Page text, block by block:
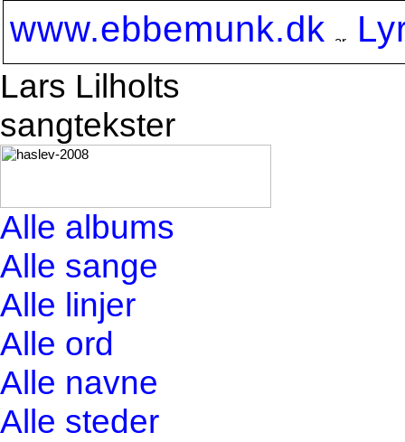
www.ebbemunk.dk
Lars Lilholts
sangtekster
Alle albums
Alle sange
Alle linjer
Alle ord
Alle navne
Alle steder